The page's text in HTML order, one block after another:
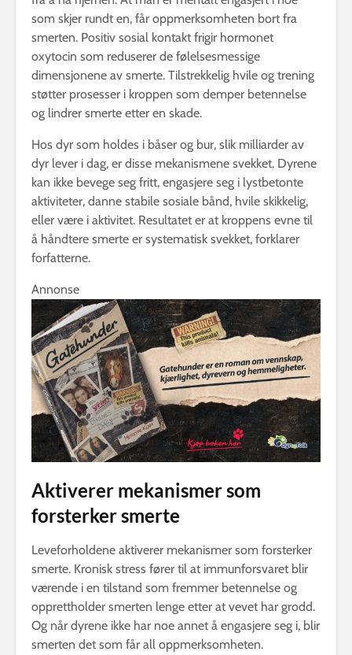
som skjer rundt en, får oppmerksomheten bort fra
smerten. Positiv sosial kontakt frigir hormonet
oxytocin som reduserer de følelsesmessige
dimensjonene av smerte. Tilstrekkelig hvile og trening
støtter prosesser i kroppen som demper betennelse
og lindrer smerte etter en skade.
Hos dyr som holdes i båser og bur, slik milliarder av
dyr lever i dag, er disse mekanismene svekket. Dyrene
kan ikke bevege seg fritt, engasjere seg i lystbetonte
aktiviteter, danne stabile sosiale bånd, hvile skikkelig,
eller være i aktivitet. Resultatet er at kroppens evne til
å håndtere smerte er systematisk svekket, forklarer
forfatterne.
Annonse
Aktiverer mekanismer som
forsterker smerte
Leveforholdene aktiverer mekanismer som forsterker
smerte. Kronisk stress fører til at immunforsvaret blir
værende i en tilstand som fremmer betennelse og
opprettholder smerten lenge etter at vevet har grodd.
Og når dyrene ikke har noe annet å engasjere seg i, blir
smerten det som får all oppmerksomheten.